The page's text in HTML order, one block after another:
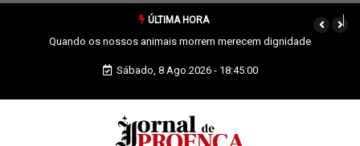
ÚLTIMA HORA
dignidade Vai Acontecer XIX Domingo Tempo Comum
Sábado, 8 Ago.2026 - 18:45:00